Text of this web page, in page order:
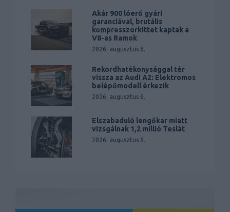
Akár 900 lóerő gyári
garanciával, brutális
kompresszorkittet kaptak a
V8-as Ramok
2026. augusztus 6.
Rekordhatékonysággal tér
vissza az Audi A2: Elektromos
belépőmodell érkezik
2026. augusztus 6.
Elszabaduló lengőkar miatt
vizsgálnak 1,2 millió Teslát
2026. augusztus 5.